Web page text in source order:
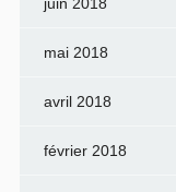
mai 2018
avril 2018
février 2018